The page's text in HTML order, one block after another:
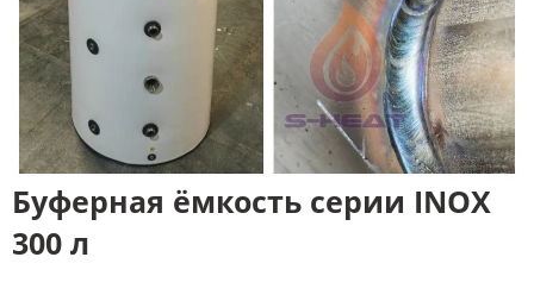
Буферная ёмкость серии INOX
300 л